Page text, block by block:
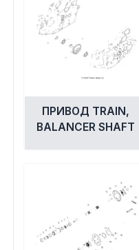
ПРИВОД TRAIN,
BALANCER SHAFT